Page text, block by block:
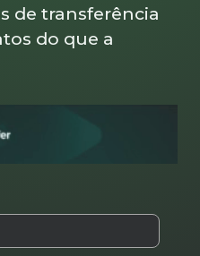
de transferência
do que a